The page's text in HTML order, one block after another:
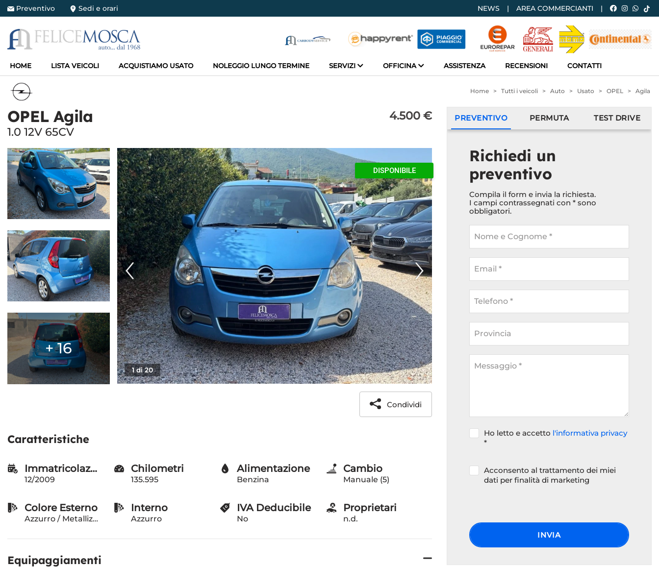
HOME
LISTA VEICOLI
ACQUISTIAMO USATO
NOLEGGIO LUNGO TERMINE
SERVIZI
OFFICINA
ASSISTENZA
RECENSIONI
CONTATTI
NEWS
AREA COMMERCIANTI
Preventivo Sedi e orari NEWS AREA COMMERCIANTI
HOME LISTA VEICOLI ACQUISTIAMO USATO NOLEGGIO LUNGO TERMINE SERVIZI OFFICINA ASSISTENZA RECENSIONI CONTATTI
Home > Tutti i veicoli > Auto > Usato > OPEL > Agila
OPEL Agila
1.0 12V 65CV
4.500 €
+ 16
DISPONIBILE
1 di 20
Condividi
Caratteristiche
Immatricolazione
12/2009
Chilometri
135.595
Alimentazione
Benzina
Cambio
Manuale (5)
Colore Esterno
Azzurro / Metallizzato
Interno
Azzurro
IVA Deducibile
No
Proprietari
n.d.
Equipaggiamenti
PREVENTIVO PERMUTA TEST DRIVE
Richiedi un
preventivo
Compila il form e invia la richiesta.
I campi contrassegnati con * sono
obbligatori.
Nome e Cognome *
Email *
Telefono *
Provincia
Messaggio *
Ho letto e accetto l'informativa privacy
*
Acconsento al trattamento dei miei
dati per finalità di marketing
INVIA